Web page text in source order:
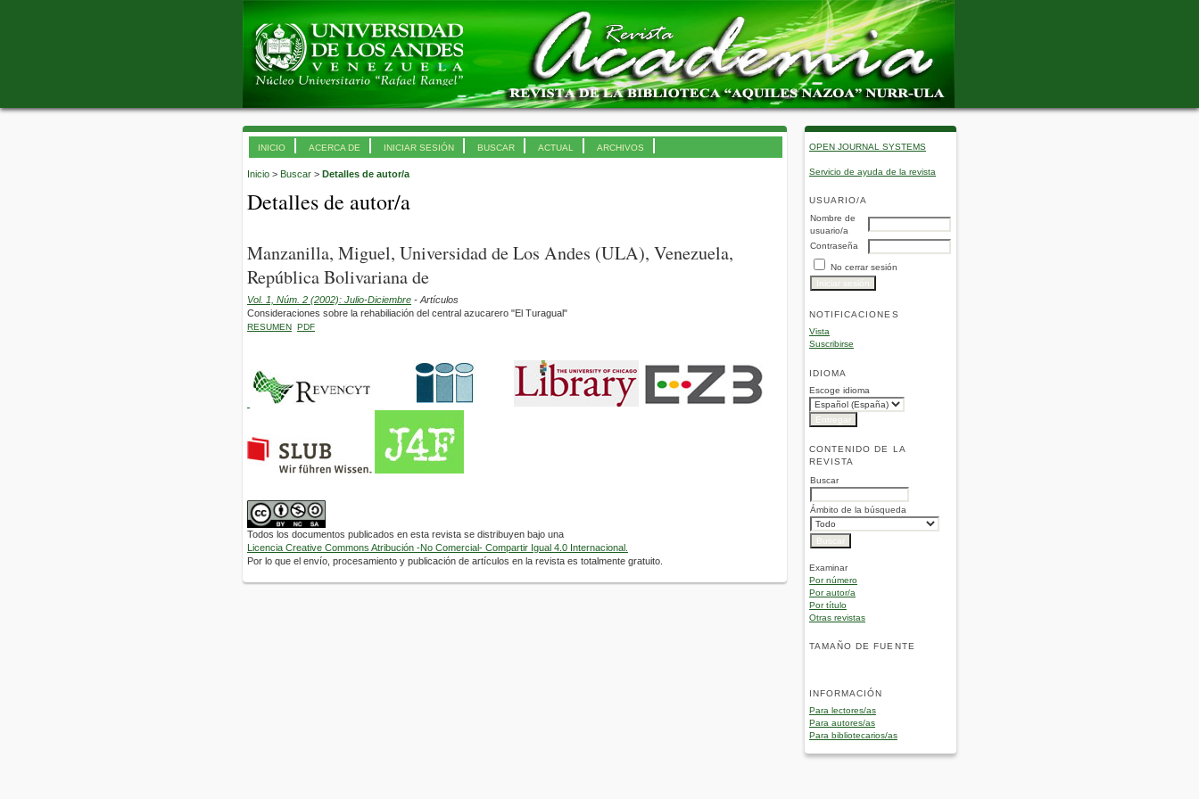
OPEN JOURNAL SYSTEMS
Servicio de ayuda de la revista
USUARIO/A
Nombre de
usuario/a
Contraseña
No cerrar sesión
NOTIFICACIONES
Vista
Suscribirse
IDIOMA
Escoge idioma
CONTENIDO DE LA
REVISTA
Buscar
Ámbito de la búsqueda
Examinar
Por número
Por autor/a
Por título
Otras revistas
TAMAÑO DE FUENTE
INFORMACIÓN
Para lectores/as
Para autores/as
Para bibliotecarios/as
INICIO ACERCA DE INICIAR SESIÓN BUSCAR ACTUAL ARCHIVOS
Inicio > Buscar > Detalles de autor/a
Detalles de autor/a
Manzanilla, Miguel, Universidad de Los Andes (ULA), Venezuela,
República Bolivariana de
Vol. 1, Núm. 2 (2002): Julio-Diciembre - Artículos
Consideraciones sobre la rehabiliación del central azucarero "El Turagual"
RESUMEN PDF
Todos los documentos publicados en esta revista se distribuyen bajo una
Licencia Creative Commons Atribución -No Comercial- Compartir Igual 4.0 Internacional.
Por lo que el envío, procesamiento y publicación de artículos en la revista es totalmente gratuito.